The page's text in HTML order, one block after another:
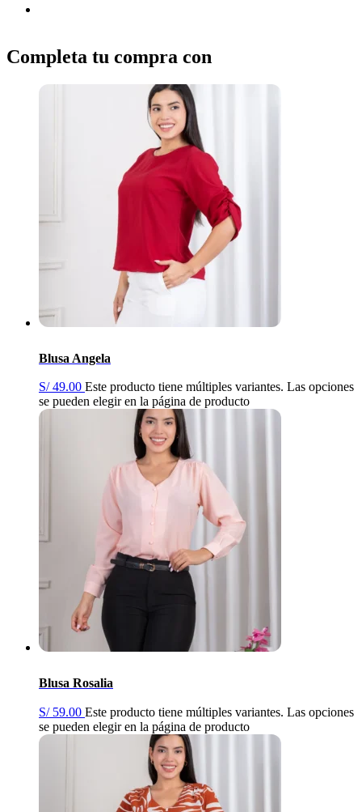
Completa tu compra con
Blusa Angela
S/49.00 Este producto tiene múltiples variantes. Las opciones
se pueden elegir en la página de producto
Blusa Rosalia
S/59.00 Este producto tiene múltiples variantes. Las opciones
se pueden elegir en la página de producto